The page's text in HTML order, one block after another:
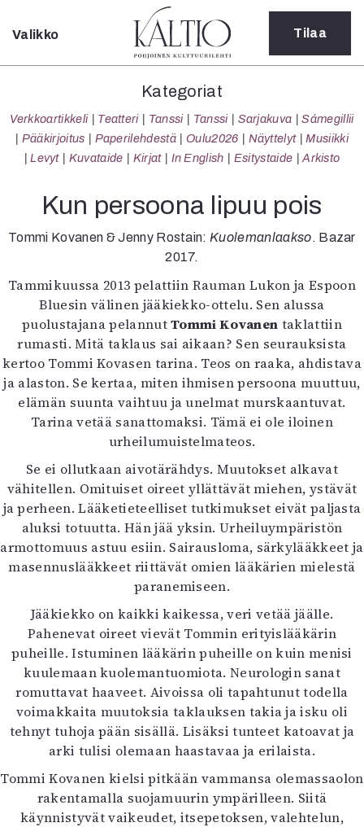
Sulje
Kategoriat
Verkkoartikkeli
Teatteri
Tanssi
Sarjakuva
Sámegillii
Pääkirjoitus
Paperilehdestä
Näyttelyt
Musiikki
Levyt
Kuvataide
Kirjat
In English
Esitystaide
Arkisto
Lehdet
4/2026
2–3/2026
1/2026
6/2025
5/2025 saame
Lehtiarkisto
Info
Tilaus ja irtonumerot
Yhteistyössä
Toimitus
Mediatiedot
Valikko Tilaa
Kategoriat
Verkkoartikkeli Teatteri Tanssi Tanssi Sarjakuva
Sámegillii
Pääkirjoitus
Paperilehdestä Oulu2026 Näyttelyt
Musiikki
Levyt
Kuvataide Kirjat In English Esitystaide Arkisto
Kun persoona lipuu pois
Tommi Kovanen & Jenny Rostain: Kuolemanlaakso. Bazar
2017.
Tammikuussa 2013 pelattiin Rauman Lukon ja Espoon
Bluesin välinen jääkiekko-ottelu. Sen alussa
puolustajana pelannutTommi Kovanen taklattiin
rumasti. Mitä taklaus sai aikaan? Sen seurauksista
kertoo Tommi Kovasen tarina. Teos on raaka, ahdistava
ja alaston. Se kertaa, miten ihmisen persoona muuttuu,
elämän suunta vaihtuu ja unelmat murskaantuvat.
Tarina vetää sanattomaksi. Tämä ei ole iloinen
urheilumuistelmateos.
Se ei ollutkaan aivotärähdys. Muutokset alkavat
vähitellen. Omituiset oireet yllättävät miehen, ystävät
ja perheen. Lääketieteelliset tutkimukset eivät paljasta
aluksi totuutta. Hän jää yksin. Urheiluympäristön
armottomuus astuu esiin. Sairausloma, särkylääkkeet ja
masennuslääkkeet riittävät omien lääkärien mielestä
paranemiseen.
Jääkiekko on kaikki kaikessa, veri vetää jäälle.
Pahenevat oireet vievät Tommin erityislääkärin
puheille. Istuminen lääkärin puheille on kuin menisi
kuulemaan kuolemantuomiota. Neurologin sanat
romuttavat haaveet. Aivoissa oli tapahtunut todella
voimakkaita muutoksia taklauksen takia ja isku oli
tehnyt tuhoja pään sisällä. Lisäksi tunteet katoavat ja
arki tulisi olemaan haastavaa ja erilaista.
Tommi Kovanen kielsi pitkään vammansa olemassaolon
rakentamalla suojamuurin ympärilleen. Siitä
käynnistyvät vaikeudet, itsepetoksen, valehtelun,